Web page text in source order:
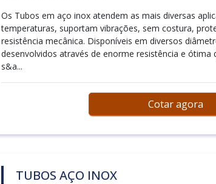
Os Tubos em aço inox atendem as mais diversas
temperaturas, suportam vibrações, sem costura,
resistência mecânica. Disponíveis em diversos
desenvolvidos através de enorme resistência e ótima
s&a...
Cotar agora
TUBOS AÇO INOX